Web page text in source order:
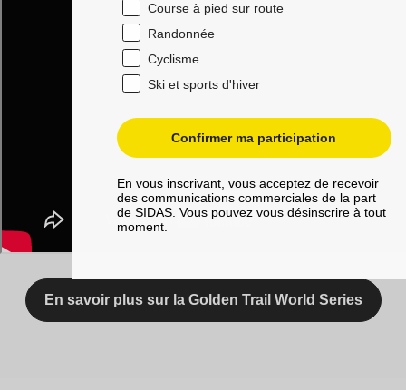
En savoir plus sur la Golden Trail World Series
Course à pied sur route
Randonnée
Cyclisme
Ski et sports d'hiver
Confirmer ma participation
En vous inscrivant, vous acceptez de recevoir
des communications commerciales de la part
de SIDAS. Vous pouvez vous désinscrire à tout
moment.